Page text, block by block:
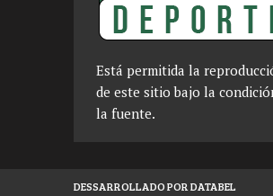
Está permitida la
de este sitio bajo la
la fuente.
DESSARROLLADO POR DATABEL